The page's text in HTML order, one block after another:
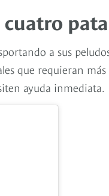
a sus
que requieran
ayuda inmediata.